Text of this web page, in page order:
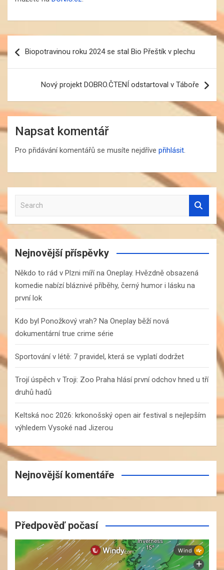
proBiopotravinou roku 2024 se stal Bio Přeštík v plechu
Nový projekt DOBRO.ČTENÍ odstartoval v Táboře
Napsat komentář
Pro přidávání komentářů se musíte nejdříve přihlásit.
a
r
c
Nejnovější příspěvky
Někdo to rád v Plzni míří na Oneplay. Hvězdně obsazená
komedie nabízí bláznivé příběhy, černý humor i lásku na
první lok
Kdo byl Ponožkový vrah? Na Oneplay běží nová
dokumentární true crime série
Sportování v létě: 7 pravidel, která se vyplatí dodržet
Trojí úspěch v Troji: Zoo Praha hlásí první odchov hned u tří
druhů hadů
Keltská noc 2026: krkonošský open air festival s nejlepším
výhledem Vysoké nad Jizerou
Nejnovější komentáře
Předpověď počasí